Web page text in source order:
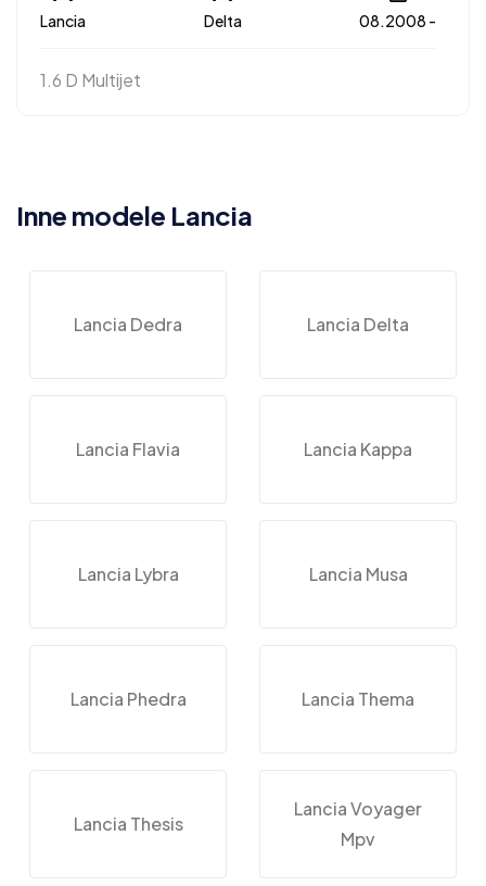
Lancia Delta 08.2008 -
1.6 D Multijet
Inne modele Lancia
Lancia Dedra Lancia Delta
Lancia Flavia Lancia Kappa
Lancia Lybra Lancia Musa
Lancia Phedra Lancia Thema
Lancia Thesis
Lancia Voyager
Mpv